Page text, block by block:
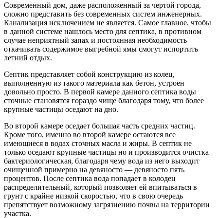
Современный дом, даже расположенный за чертой города,
сложно представить без современных систем инженерных.
Канализация исключением не является. Самое главное, чтобы
в данной системе нашлось место для септика, в противном
случае неприятный запах и постоянная необходимость
откачивать содержимое выгребной ямы смогут испортить
летний отдых.
Септик представляет собой конструкцию из колец,
выполненную из такого материала как бетон, устроен
довольно просто. В первой камере данного септика воды
сточные становятся гораздо чище благодаря тому, что более
крупные частицы оседают на дно.
Во второй камере оседает большая часть средних частиц.
Кроме того, именно во второй камере остаются все
имеющиеся в водах сточных масла и жиры. В септик не
только оседают крупные частицы но и производится очистка
бактериологическая, благодаря чему вода из него выходит
очищенной примерно на девяносто — девяносто пять
процентов. После септика вода попадает в колодец
распределительный, который позволяет ей впитываться в
грунт с крайне низкой скоростью, что в свою очередь
препятствует возможному загрязнению почвы на территории
участка.